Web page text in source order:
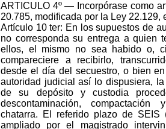
ARTICULO 4º — Incorpórase como
20.785, modificada por la Ley 22.129,
Artículo 10 ter: En los supuestos de
no corresponda su entrega a quien
ellos, el mismo no sea habido o,
compareciere a recibirlo,
desde el día del secuestro, o bien
autoridad judicial así lo dispusiera,
de su depósito y custodia
descontaminación, compactación
chatarra. El referido plazo de SEIS
ampliado por el magistrado